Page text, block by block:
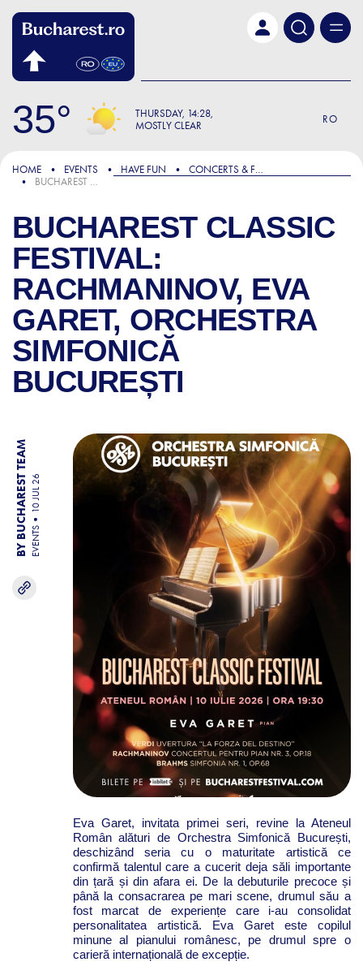
35 THURSDAY 14:28
MOSTLY CLEAR
RO
HOME EVENTS HAVE FUN
CONCERTS & FESTIVALS
BUCHAREST CLASSIC FESTIVAL: RACHMANINOV, EVA GARET, ORCHESTRA SIMFONICĂ BUCUREȘTI
BUCHAREST CLASSIC
FESTIVAL:
RACHMANINOV, EVA
GARET, ORCHESTRA
SIMFONICĂ
BUCUREȘTI
BY BUCHAREST TEAM EVENTS
10 JUL 26
Eva Garet, invitata primei seri, revine la Ateneul
Român alături de Orchestra Simfonică București,
deschizând seria cu o maturitate artistică ce
confirmă talentul care a cucerit deja săli importante
din țară și din afara ei. De la debuturile precoce și
până la consacrarea pe mari scene, drumul său a
fost marcat de experiențe care i-au consolidat
personalitatea artistică. Eva Garet este copilul
minune al pianului românesc, pe drumul spre o
carieră internațională de excepție.